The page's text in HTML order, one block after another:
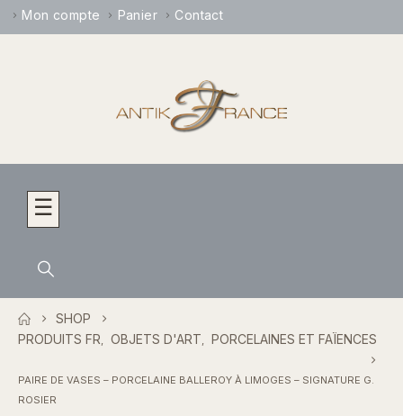
Mon compte Panier Contact
☰
SHOP
PRODUITS FR, OBJETS D'ART, PORCELAINES ET FAÏENCES
PAIRE DE VASES – PORCELAINE BALLEROY À LIMOGES – SIGNATURE G.
ROSIER